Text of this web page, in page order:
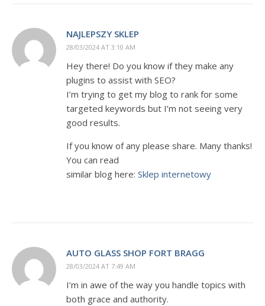
NAJLEPSZY SKLEP
28/03/2024 AT 3:10 AM
Hey there! Do you know if they make any
plugins to assist with SEO?
I’m trying to get my blog to rank for some
targeted keywords but I’m not seeing very
good results.
If you know of any please share. Many thanks!
You can read
similar blog here: Sklep internetowy
AUTO GLASS SHOP FORT BRAGG
28/03/2024 AT 7:49 AM
I’m in awe of the way you handle topics with
both grace and authority.